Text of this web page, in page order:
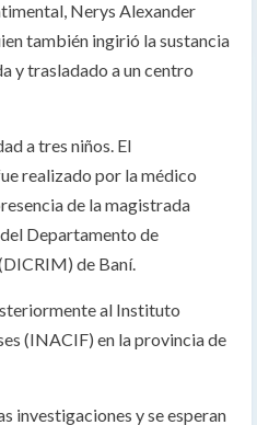
Nerys Alexander
también ingirió la sustancia
y trasladado a un centro
a tres niños. El
realizado por la médico
de la magistrada
Departamento de
de Baní.
al Instituto
(INACIF) en la provincia de
investigaciones y se esperan